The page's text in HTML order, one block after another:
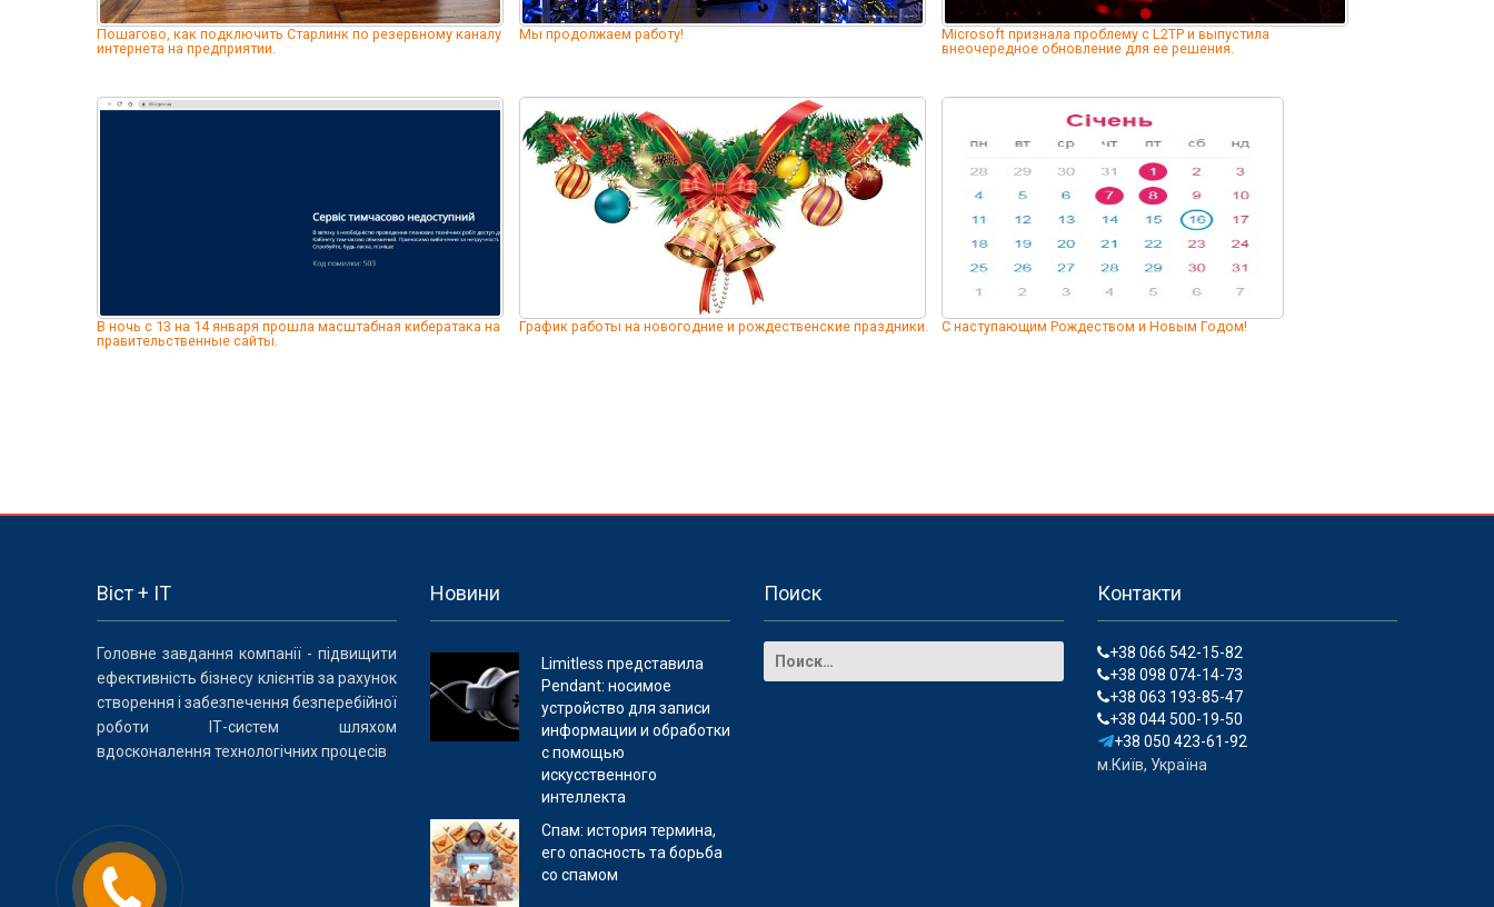
Пошагово, как подключить Старлинк по резервному каналу
интернета на предприятии.
Мы продолжаем работу!
Microsoft признала проблему с L2TP и выпустила
внеочередное обновление для ее решения.
В ночь с 13 на 14 января прошла масштабная кибератака на
правительственные сайты.
График работы на новогодние и рождественские праздники. С наступающим Рождеством и Новым Годом!
Віст + IT
Головне завдання компанії - підвищити
ефективність бізнесу клієнтів за рахунок
створення і забезпечення безперебійної
роботи ІТ-систем шляхом
вдосконалення технологічних процесів
Новини
Limitless представила
Pendant: носимое
устройство для записи
информации и обработки
с помощью
искусственного
интеллекта
Спам: история термина,
его опасность та борьба
со спамом
Поиск Контакти
+38 066 542-15-82
+38 098 074-14-73
+38 063 193-85-47
+38 044 500-19-50
+38 050 423-61-92
м.Київ, Україна
Заказать
звонок